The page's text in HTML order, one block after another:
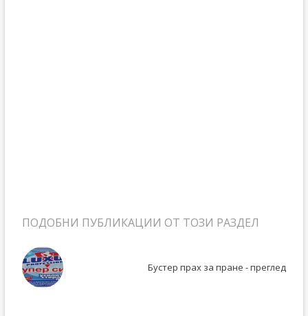
ПОДОБНИ ПУБЛИКАЦИИ ОТ ТОЗИ РАЗДЕЛ
Бустер прах за пране - преглед